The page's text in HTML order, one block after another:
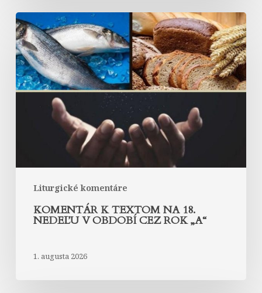
Liturgické komentáre
Komentár
k
textom
na
18.
nedeľu
„A“
KOMENTÁR K TEXTOM NA 18.
NEDEĽU V OBDOBÍ CEZ ROK „A“
1. augusta 2026